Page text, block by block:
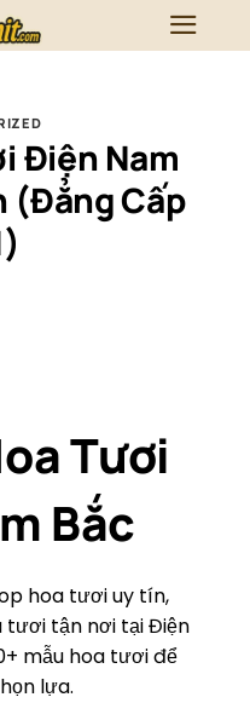
Điện Nam
(Đẳng Cấp
Tươi
Bắc
hoa tươi uy tín,
tươi tận nơi tại Điện
mẫu hoa tươi để
lựa.